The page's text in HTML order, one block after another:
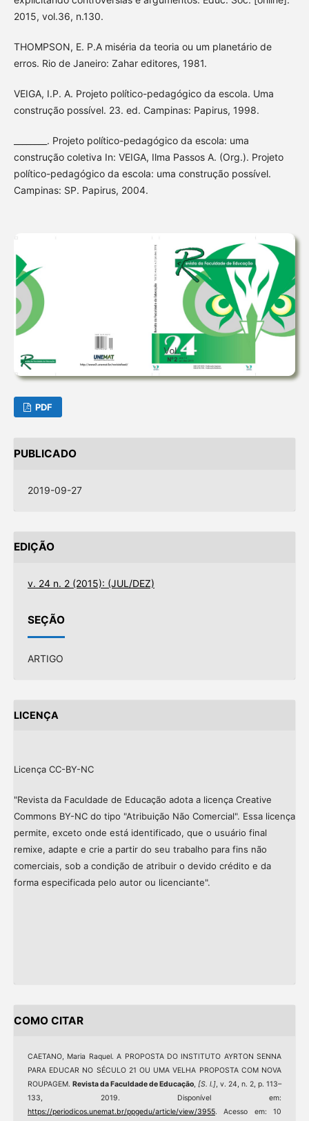
2015, vol.36, n.130.
THOMPSON, E. P.A miséria da teoria ou um planetário de
erros. Rio de Janeiro: Zahar editores, 1981.
VEIGA, I.P. A. Projeto político-pedagógico da escola. Uma
construção possível. 23. ed. Campinas: Papirus, 1998.
________. Projeto político-pedagógico da escola: uma
construção coletiva In: VEIGA, Ilma Passos A. (Org.). Projeto
político-pedagógico da escola: uma construção possível.
Campinas: SP. Papirus, 2004.
PDF
PUBLICADO
2019-09-27
EDIÇÃO
v. 24 n. 2 (2015): (JUL/DEZ)
SEÇÃO
ARTIGO
LICENÇA
Licença CC-BY-NC
"Revista da Faculdade de Educação adota a licença Creative
Commons BY-NC do tipo "Atribuição Não Comercial". Essa licença
permite, exceto onde está identificado, que o usuário final
remixe, adapte e crie a partir do seu trabalho para fins não
comerciais, sob a condição de atribuir o devido crédito e da
forma especificada pelo autor ou licenciante".
COMO CITAR
CAETANO, Maria Raquel. A PROPOSTA DO INSTITUTO AYRTON SENNA
PARA EDUCAR NO SÉCULO 21 OU UMA VELHA PROPOSTA COM NOVA
ROUPAGEM. Revista da Faculdade de Educação,[S. l.], v. 24, n. 2, p. 113–
133, 2019. Disponível em:
https://periodicos.unemat.br/ppgedu/article/view/3955. Acesso em: 10